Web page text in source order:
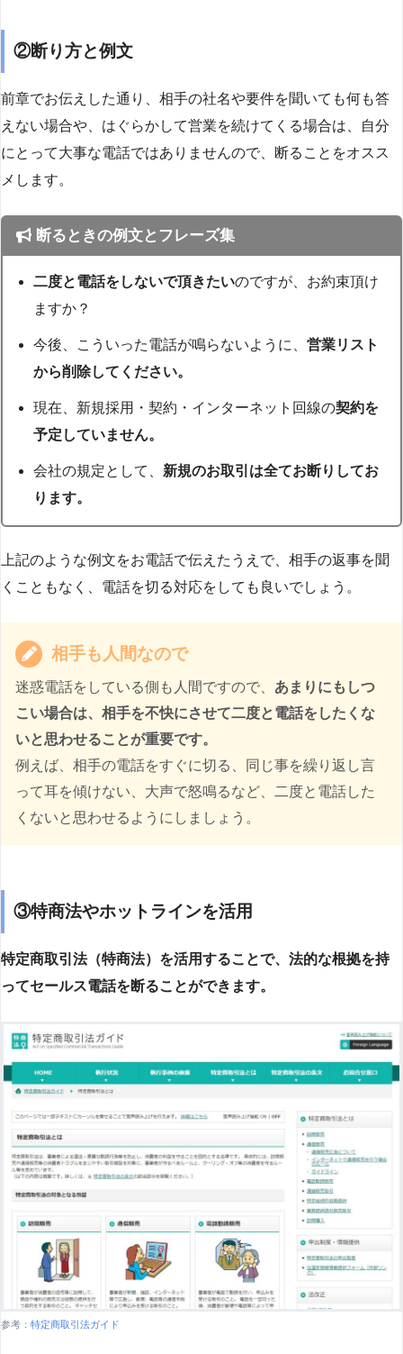
②断り方と例文
前章でお伝えした通り、相手の社名や要件を聞いても何も答
えない場合や、はぐらかして営業を続けてくる場合は、自分
にとって大事な電話ではありませんので、断ることをオスス
メします。
断るときの例文とフレーズ集
二度と電話をしないで頂きたいのですが、お約束頂け
ますか？
今後、こういった電話が鳴らないように、営業リスト
から削除してください。
現在、新規採用・契約・インターネット回線の契約を
予定していません。
会社の規定として、 新規のお取引は全てお断りしてお
ります。
上記のような例文をお電話で伝えたうえで、相手の返事を聞
くこともなく、電話を切る対応をしても良いでしょう。
相手も人間なので
迷惑電話をしている側も人間ですので、 あまりにもしつ
こい場合は、相手を不快にさせて二度と電話をしたくな
いと思わせることが重要です。
例えば、相手の電話をすぐに切る、同じ事を繰り返し言
って耳を傾けない、大声で怒鳴るなど、二度と電話した
くないと思わせるようにしましょう。
③特商法やホットラインを活用
特定商取引法（特商法）を活用することで、法的な根拠を持
ってセールス電話を断ることができます。
参考： 特定商取引法ガイド